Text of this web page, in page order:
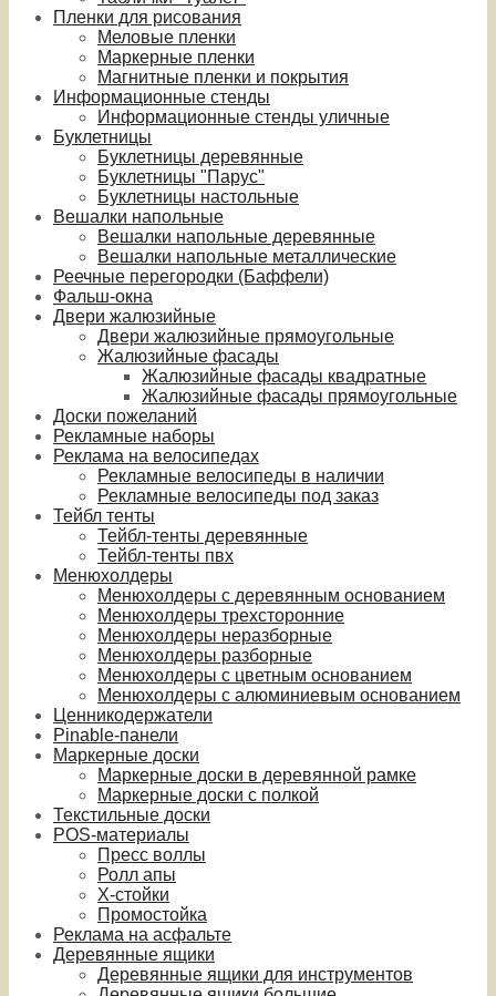
Пленки для рисования
Меловые пленки
Маркерные пленки
Магнитные пленки и покрытия
Информационные стенды
Информационные стенды уличные
Буклетницы
Буклетницы деревянные
Буклетницы "Парус"
Буклетницы настольные
Вешалки напольные
Вешалки напольные деревянные
Вешалки напольные металлические
Реечные перегородки (Баффели)
Фальш-окна
Двери жалюзийные
Двери жалюзийные прямоугольные
Жалюзийные фасады
Жалюзийные фасады квадратные
Жалюзийные фасады прямоугольные
Доски пожеланий
Рекламные наборы
Реклама на велосипедах
Рекламные велосипеды в наличии
Рекламные велосипеды под заказ
Тейбл тенты
Тейбл-тенты деревянные
Тейбл-тенты пвх
Менюхолдеры
Менюхолдеры с деревянным основанием
Менюхолдеры трехсторонние
Менюхолдеры неразборные
Менюхолдеры разборные
Менюхолдеры с цветным основанием
Менюхолдеры с алюминиевым основанием
Ценникодержатели
Pinable-панели
Маркерные доски
Маркерные доски в деревянной рамке
Маркерные доски с полкой
Текстильные доски
POS-материалы
Пресс воллы
Ролл апы
Х-стойки
Промостойка
Реклама на асфальте
Деревянные ящики
Деревянные ящики для инструментов